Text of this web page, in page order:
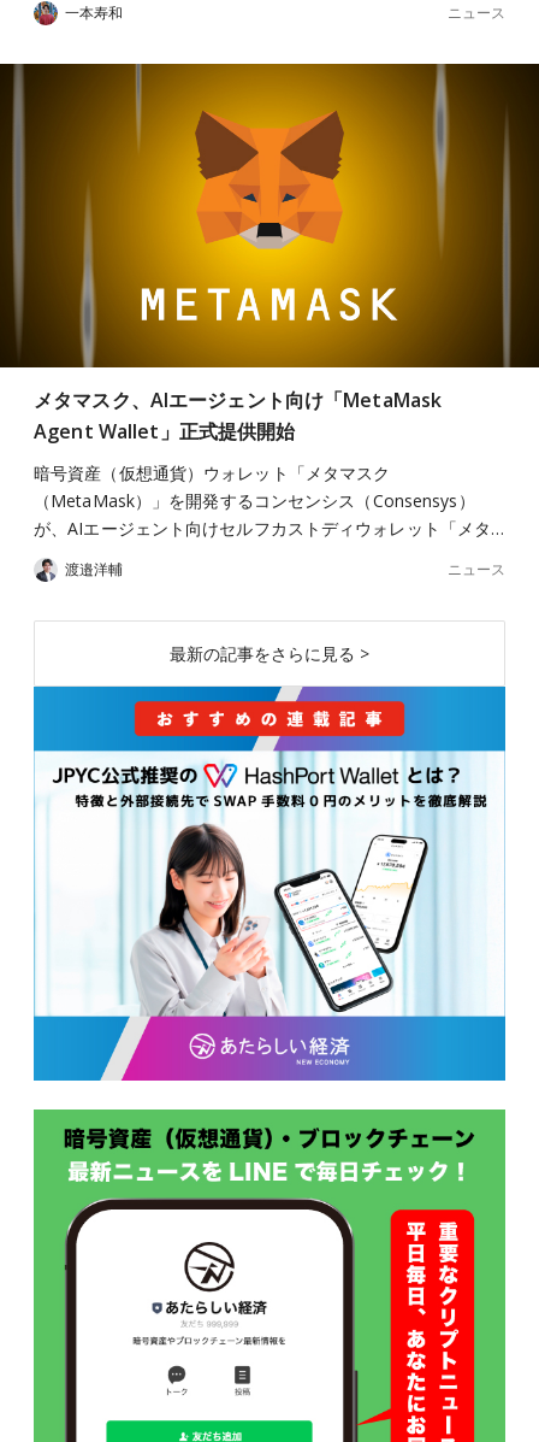
一本寿和 ニュース
メタマスク、AIエージェント向け「MetaMask
Agent Wallet」正式提供開始
暗号資産（仮想通貨）ウォレット「メタマスク
（MetaMask）」を開発するコンセンシス（Consensys）
が、AIエージェント向けセルフカストディウォレット「メタ…
渡邉洋輔 ニュース
最新の記事をさらに見る >